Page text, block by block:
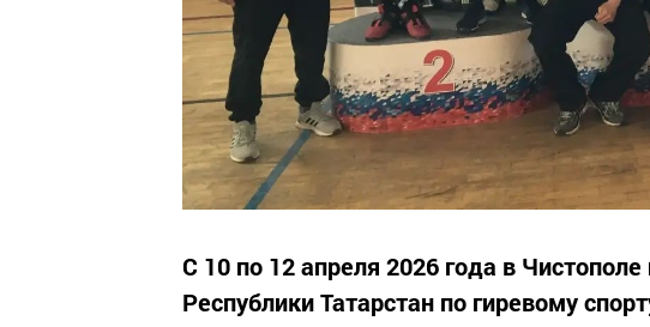
С 10 по 12 апреля 2026 года в
Республики Татарстан по гиревому